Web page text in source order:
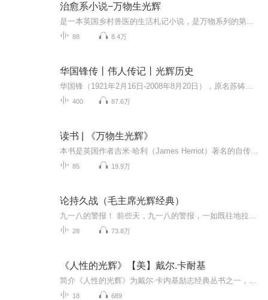
治愈系小说−万物生光辉
88 8.4万
华国锋传丨伟人传记丨光辉历史
400 87.6万
读书 | 《万物生光辉》
85 19.9万
论持久战（毛主席光辉经典）
28 73.8万
《人性的光辉》【美】戴尔.卡耐基
18 689